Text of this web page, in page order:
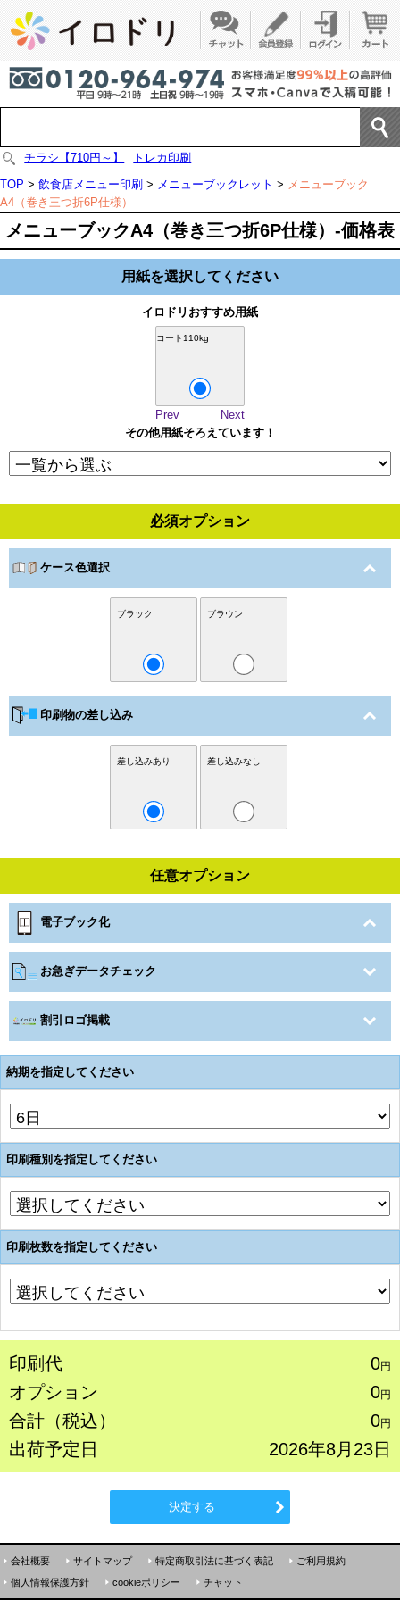
チラシ【710円～】
トレカ印刷
TOP > 飲食店メニュー印刷 > メニューブックレット > メニューブック
A4（巻き三つ折6P仕様）
メニューブックA4（巻き三つ折6P仕様）-価格表
用紙を選択してください
イロドリおすすめ用紙
コート110kg
Prev
Next
その他用紙そろえています！
必須オプション
ケース色選択
ブラック ブラウン
印刷物の差し込み
差し込みあり 差し込みなし
任意オプション
電子ブック化
お急ぎデータチェック
割引ロゴ掲載
納期を指定してください
印刷種別を指定してください
印刷枚数を指定してください
印刷代 0円
オプション 0円
合計（税込） 0円
出荷予定日 2026年8月23日
決定する
会社概要 サイトマップ 特定商取引法に基づく表記
ご利用規約
個人情報保護方針
cookieポリシー チャット